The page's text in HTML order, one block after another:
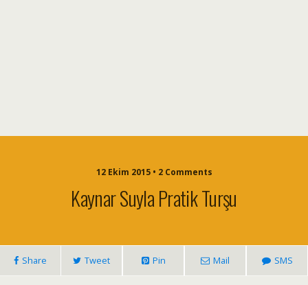
12 Ekim 2015 • 2 Comments
Kaynar Suyla Pratik Turşu
Share Tweet Pin Mail SMS